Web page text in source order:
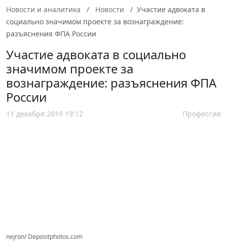
Новости и аналитика Новости
Участие адвоката в
социально значимом проекте за вознаграждение:
разъяснения ФПА России
Участие адвоката в социально
значимом проекте за
вознаграждение: разъяснения ФПА
России
11 декабря 2019 19:12 Профессия
nejron/ Depositphotos.com